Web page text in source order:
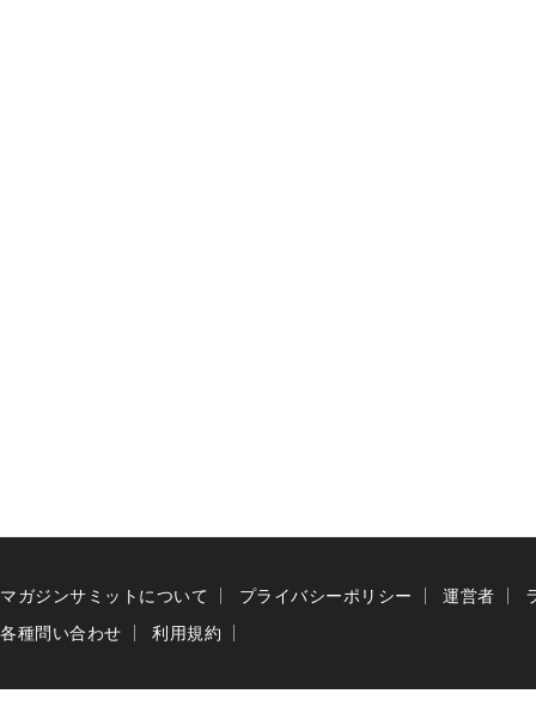
マガジンサミットについて プライバシーポリシー 運営者
各種問い合わせ
利用規約